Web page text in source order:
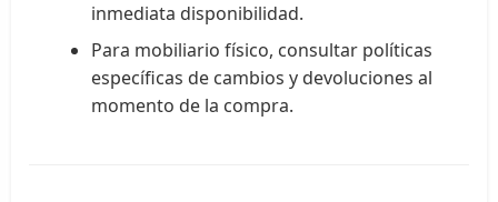
inmediata disponibilidad.
Para mobiliario físico, consultar políticas
específicas de cambios y devoluciones al
momento de la compra.